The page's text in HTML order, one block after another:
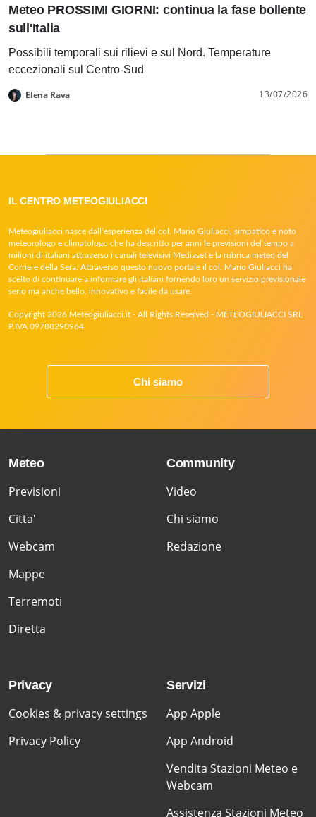
Meteo PROSSIMI GIORNI: continua la fase bollente
sull'Italia
Possibili temporali sui rilievi e sul Nord. Temperature
eccezionali sul Centro-Sud
Elena Rava 13/07/2026
IL CENTRO METEOGIULIACCI
Meteogiuliacci nasce dall’esperienza del col. Mario Giuliacci, simpatico e noto
meteorologo e climatologo che ha descritto per anni le previsioni del tempo a
milioni di italiani attraverso i canali televisivi Mediaset e la rubrica meteo del
Corriere della Sera. Attraverso questo nuovo portale il col. Mario Giuliacci ha
scelto di continuare a informare gli italiani fornendo loro un servizio previsionale
serio ma anche bello, innovativo e facile da usare.
Copyright 2026 Meteogiuliacci.it - All Rights Reserved - METEOGIULIACCI SRL
P.IVA 09788290964
Chi siamo
Meteo
Previsioni
Citta'
Webcam
Mappe
Terremoti
Diretta
Community
Video
Chi siamo
Redazione
Privacy
Cookies & privacy settings
Privacy Policy
Servizi
App Apple
App Android
Vendita Stazioni Meteo e
Webcam
Assistenza Stazioni Meteo